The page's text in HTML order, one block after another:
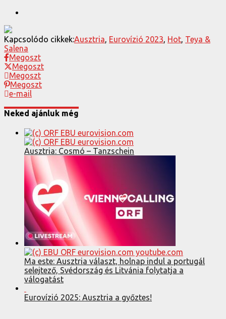
Kapcsolódo cikkek:Ausztria Eurovízió 2023 Hot Teya &
Salena
Megoszt
Megoszt
Megoszt
Megoszt
e-mail
Neked ajánluk még
Ausztria: Cosmó – Tanzschein
Ma este: Ausztria választ, holnap indul a portugál
selejtező, Svédország és Litvánia folytatja a
válogatást
Eurovízió 2025: Ausztria a győztes!